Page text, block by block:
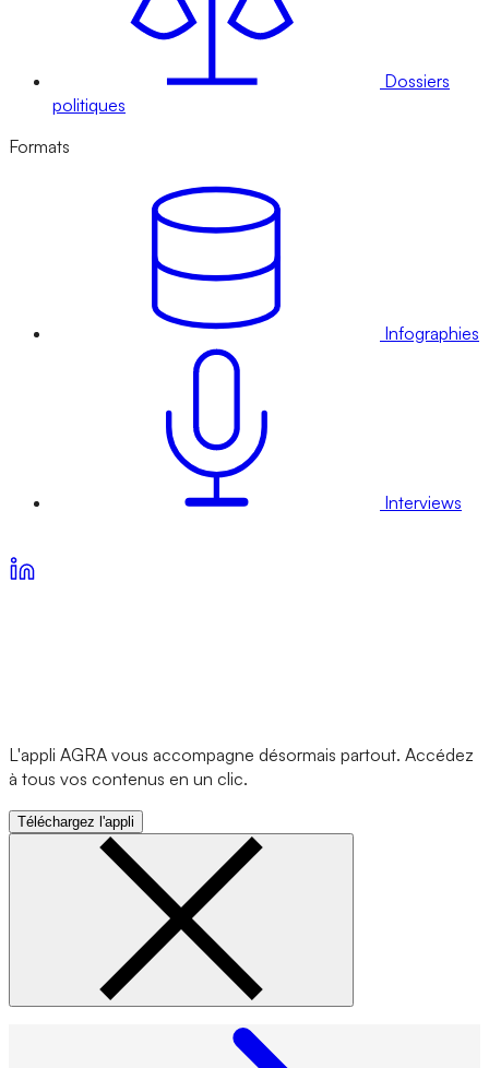
Dossiers
politiques
Formats
Infographies
Interviews
L'appli AGRA vous accompagne désormais partout. Accédez
à tous vos contenus en un clic.
Téléchargez l'appli